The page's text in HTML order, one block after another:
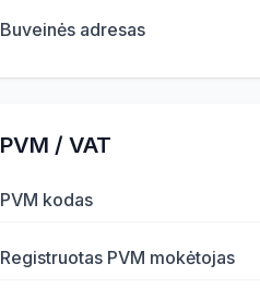
Buveinės adresas
PVM / VAT
PVM kodas
Registruotas PVM mokėtojas